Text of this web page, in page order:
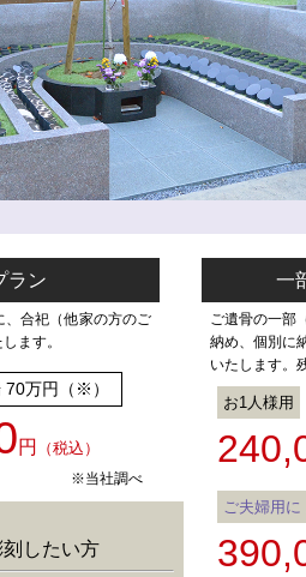
ラン
合祀（他家の方のご
ます。
70万円（※）
円 （税込）
※当社調べ
したい方
一
ご遺骨の一部
納め、個別に
いたします。
お1人様用
ご夫婦用に